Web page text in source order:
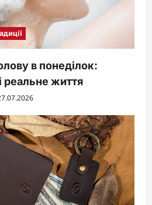
в понеділок:
реальне життя